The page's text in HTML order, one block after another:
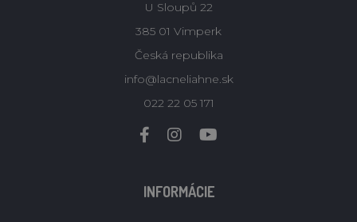
U Sloupů 22
385 01 Vimperk
Česká republika
info@lacneliahne.sk
022 22 05 171
INFORMÁCIE